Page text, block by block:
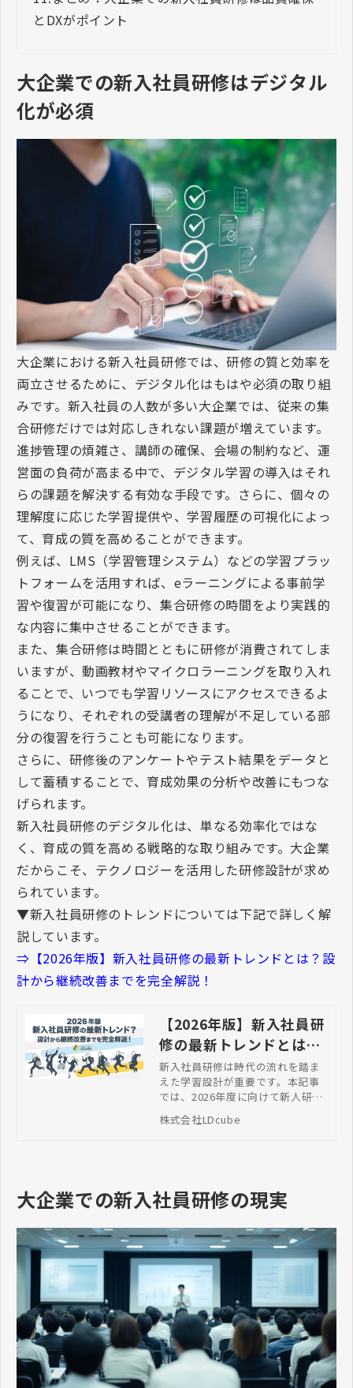
とDXがポイント
大企業での新入社員研修はデジタル
化が必須
大企業における新入社員研修では、研修の質と効率を
両立させるために、デジタル化はもはや必須の取り組
みです。新入社員の人数が多い大企業では、従来の集
合研修だけでは対応しきれない課題が増えています。
進捗管理の煩雑さ、講師の確保、会場の制約など、運
営面の負荷が高まる中で、デジタル学習の導入はそれ
らの課題を解決する有効な手段です。さらに、個々の
理解度に応じた学習提供や、学習履歴の可視化によっ
て、育成の質を高めることができます。
例えば、 LMS （学習管理システム）などの学習プラッ
トフォームを活用すれば、 eラーニングによる事前学
習や復習が可能になり、集合研修の時間をより実践的
な内容に集中させることができます。
また、集合研修は時間とともに研修が消費されてしま
いますが、動画教材やマイクロラーニングを取り入れ
ることで、いつでも学習リソースにアクセスできるよ
うになり、それぞれの受講者の理解が不足している部
分の復習を行うことも可能になります。
さらに、研修後のアンケートやテスト結果をデータと
して蓄積することで、育成効果の分析や改善にもつな
げられます。
新入社員研修のデジタル化は、単なる効率化ではな
く、育成の質を高める戦略的な取り組みです。大企業
だからこそ、テクノロジーを活用した研修設計が求め
られています。
▼新入社員研修のトレンドについては下記で詳しく解
説しています。
⇒【2026年版】新入社員研修の最新トレンドとは？設
計から継続改善までを完全解説！
【2026年版】新入社員研
修の最新トレンドとは？
設計から継続改善までを
完全解説！
新入社員研修は時代の流れを踏ま
えた学習設計が重要です。本記事
では、2026年度に向けて新人研修
の最新トレンドを解説します。Z世
代に効果的なブレンデッドラーニ
株式会社LDcube
大企業での新入社員研修の現実